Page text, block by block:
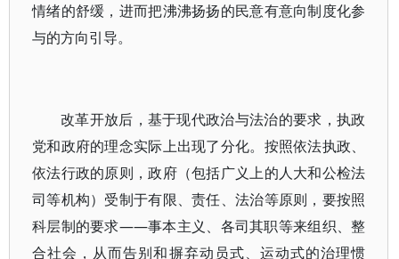
情绪的舒缓，进而把沸沸扬扬的民意有意向制度化参
与的方向引导。
改革开放后，基于现代政治与法治的要求，执政
党和政府的理念实际上出现了分化。按照依法执政、
依法行政的原则，政府（包括广义上的人大和公检法
司等机构）受制于有限、责任、法治等原则，要按照
科层制的要求——事本主义、各司其职等来组织、整
合社会，从而告别和摒弃动员式、运动式的治理惯